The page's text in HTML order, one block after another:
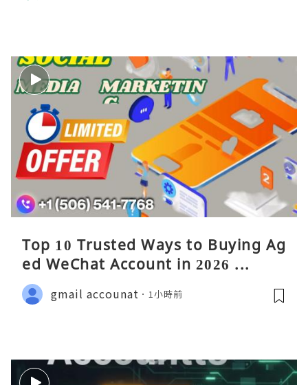
Top 10 Trusted Ways to Buying Ag
ed WeChat Account in 2026 ...
gmail accounat 1小時前